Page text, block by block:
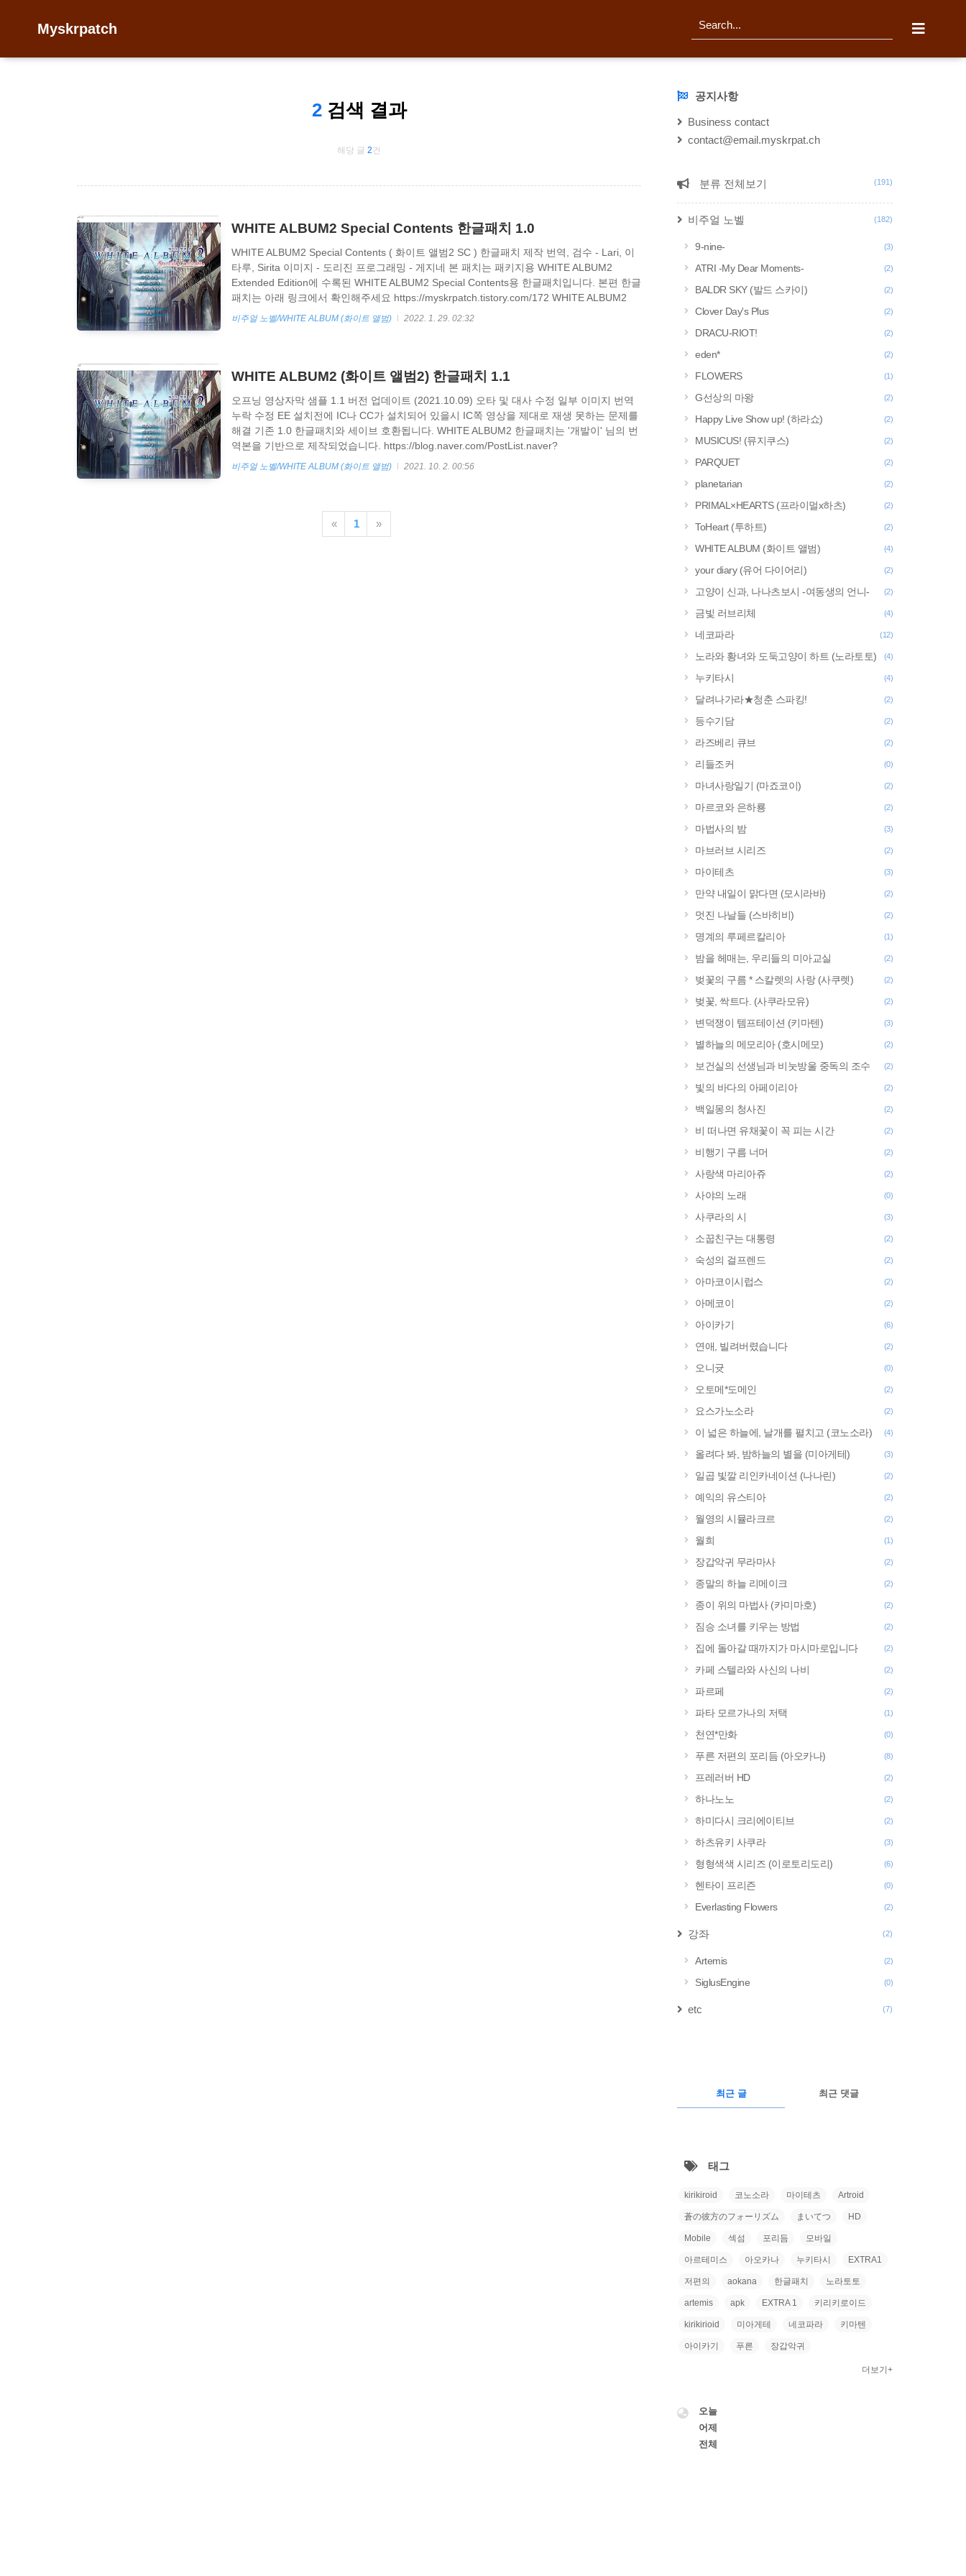
Myskrpatch
검
2 검색 결과
해당 글 2건
WHITE ALBUM2 Special Contents 한글패치 1.0
WHITE ALBUM2 Special Contents ( 화이트 앨범2 SC ) 한글패치 제작 번역, 검수 - Lari, 이
타루, Sirita 이미지 - 도리진 프로그래밍 - 게지네 본 패치는 패키지용 WHITE ALBUM2
Extended Edition에 수록된 WHITE ALBUM2 Special Contents용 한글패치입니다. 본편 한글
패치는 아래 링크에서 확인해주세요 https://myskrpatch.tistory.com/172 WHITE ALBUM2
(화이트 앨범2) 한글패치 1.1 오프닝 영상자막 샘플 1.1 버전 업데이트 (2021.10.09) 오타 및
비주얼 노벨/WHITE ALBUM (화이트 앨범) 2022. 1. 29. 02:32
WHITE ALBUM2 (화이트 앨범2) 한글패치 1.1
오프닝 영상자막 샘플 1.1 버전 업데이트 (2021.10.09) 오타 및 대사 수정 일부 이미지 번역
누락 수정 EE 설치전에 IC나 CC가 설치되어 있을시 IC쪽 영상을 제대로 재생 못하는 문제를
해결 기존 1.0 한글패치와 세이브 호환됩니다. WHITE ALBUM2 한글패치는 '개발이' 님의 번
역본을 기반으로 제작되었습니다. https://blog.naver.com/PostList.naver?
blogId=hsd072&from=postList&categoryNo=21 WoW 그리고 Gran Turismo : 네이버 블로그
비주얼 노벨/WHITE ALBUM (화이트 앨범) 2021. 10. 2. 00:56
« 1 »
NOTICE공지사항
Business contact
contact@email.myskrpat.ch
CATEGORY
분류 전체보기 (191)
비주얼 노벨 (182)
9-nine- (3)
ATRI -My Dear Moments- (2)
BALDR SKY (발드 스카이) (2)
Clover Day's Plus (2)
DRACU-RIOT! (2)
eden* (2)
FLOWERS (1)
G선상의 마왕 (2)
Happy Live Show up! (하라쇼) (2)
MUSICUS! (뮤지쿠스) (2)
PARQUET (2)
planetarian (2)
PRIMAL×HEARTS (프라이멀x하츠) (2)
ToHeart (투하트) (2)
WHITE ALBUM (화이트 앨범) (4)
your diary (유어 다이어리) (2)
고양이 신과, 나나츠보시 -여동생의 언니- (2)
금빛 러브리체 (4)
네코파라 (12)
노라와 황녀와 도둑고양이 하트 (노라토토) (4)
누키타시 (4)
달려나가라★청춘 스파킹! (2)
등수기담 (2)
라즈베리 큐브 (2)
리들조커 (0)
마녀사랑일기 (마죠코이) (2)
마르코와 은하룡 (2)
마법사의 밤 (3)
마브러브 시리즈 (2)
마이테츠 (3)
만약 내일이 맑다면 (모시라바) (2)
멋진 나날들 (스바히비) (2)
명계의 루페르칼리아 (1)
밤을 헤매는, 우리들의 미아교실 (2)
벚꽃의 구름 * 스칼렛의 사랑 (사쿠렛) (2)
벚꽃, 싹트다. (사쿠라모유) (2)
변덕쟁이 템프테이션 (키마텐) (3)
별하늘의 메모리아 (호시메모) (2)
보건실의 선생님과 비눗방울 중독의 조수 (2)
빛의 바다의 아페이리아 (2)
백일몽의 청사진 (2)
비 떠나면 유채꽃이 꼭 피는 시간 (2)
비행기 구름 너머 (2)
사랑색 마리아쥬 (2)
사야의 노래 (0)
사쿠라의 시 (3)
소꿉친구는 대통령 (2)
숙성의 걸프렌드 (2)
아마코이시럽스 (2)
아메코이 (2)
아이카기 (6)
연애, 빌려버렸습니다 (2)
오니귯 (0)
오토메*도메인 (2)
요스가노소라 (2)
이 넓은 하늘에, 날개를 펼치고 (코노소라) (4)
올려다 봐, 밤하늘의 별을 (미아게테) (3)
일곱 빛깔 리인카네이션 (나나린) (2)
예익의 유스티아 (2)
월영의 시뮬라크르 (2)
월희 (1)
장갑악귀 무라마사 (2)
종말의 하늘 리메이크 (2)
종이 위의 마법사 (카미마호) (2)
짐승 소녀를 키우는 방법 (2)
집에 돌아갈 때까지가 마시마로입니다 (2)
카페 스텔라와 사신의 나비 (2)
파르페 (2)
파타 모르가나의 저택 (1)
천연*만화 (0)
푸른 저편의 포리듬 (아오카나) (8)
프레러버 HD (2)
하나노노 (2)
하미다시 크리에이티브 (2)
하츠유키 사쿠라 (3)
형형색색 시리즈 (이로토리도리) (6)
헨타이 프리즌 (0)
Everlasting Flowers (2)
강좌 (2)
Artemis (2)
SiglusEngine (0)
etc (7)
RECENTLY
최근 글 최근 댓글
글
태그
kirikiroid 코노소라 마이테츠 Artroid
蒼の彼方のフォーリズム まいてつ HD
Mobile 섹섬 포리듬 모바일
아르테미스 아오카나 누키타시 EXTRA1
저편의 aokana 한글패치 노라토토
artemis apk EXTRA 1 키리키로이드
kirikirioid 미아게테 네코파라 키마텐
아이카기 푸른 장갑악귀
더보기+
VISITOR
오늘
어제
전체